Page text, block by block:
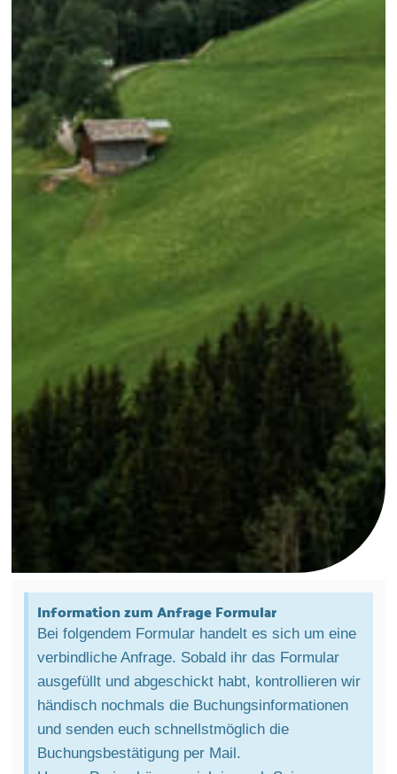
Information zum Anfrage Formular
Bei folgendem Formular handelt es sich um eine
verbindliche Anfrage. Sobald ihr das Formular
ausgefüllt und abgeschickt habt, kontrollieren wir
händisch nochmals die Buchungsinformationen
und senden euch schnellstmöglich die
Buchungsbestätigung per Mail.